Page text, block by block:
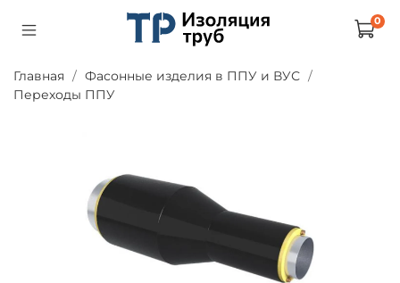
0
Главная
Фасонные изделия в ППУ и ВУС
Переходы ППУ